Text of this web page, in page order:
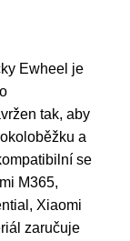
Ewheel je
tak, aby
a
se
M365,
Xiaomi
zaručuje